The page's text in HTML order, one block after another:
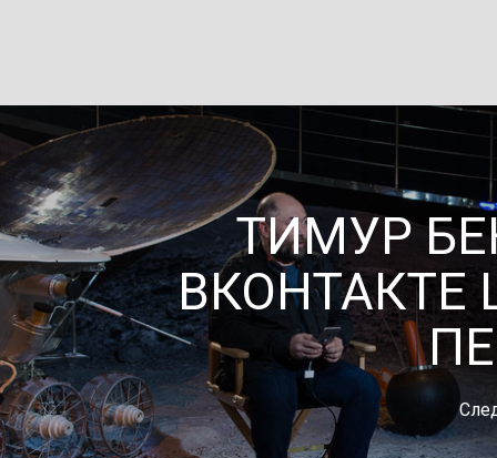
ТИМУР
ВКОНТАКТЕ